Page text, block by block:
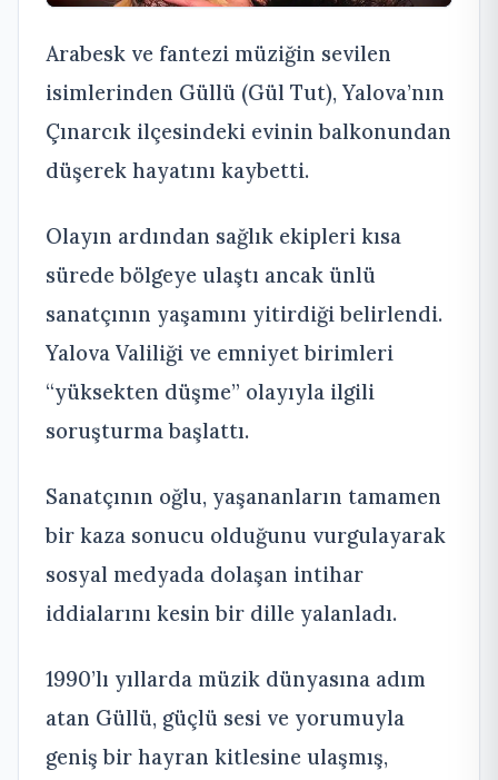
Arabesk ve fantezi müziğin sevilen
isimlerinden Güllü (Gül Tut), Yalova’nın
Çınarcık ilçesindeki evinin balkonundan
düşerek hayatını kaybetti.
Olayın ardından sağlık ekipleri kısa
sürede bölgeye ulaştı ancak ünlü
sanatçının yaşamını yitirdiği belirlendi.
Yalova Valiliği ve emniyet birimleri
“yüksekten düşme” olayıyla ilgili
soruşturma başlattı.
Sanatçının oğlu, yaşananların tamamen
bir kaza sonucu olduğunu vurgulayarak
sosyal medyada dolaşan intihar
iddialarını kesin bir dille yalanladı.
1990’lı yıllarda müzik dünyasına adım
atan Güllü, güçlü sesi ve yorumuyla
geniş bir hayran kitlesine ulaşmış,